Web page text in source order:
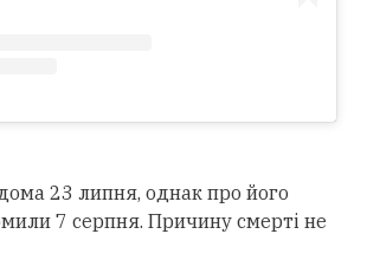
23 липня, однак про його
7 серпня. Причину смерті не